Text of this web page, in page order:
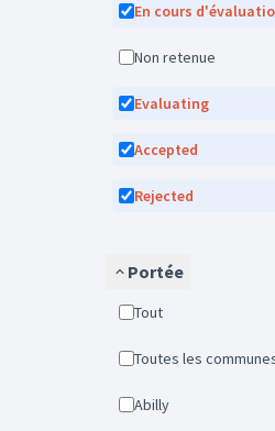
En cours
Non retenue
Evaluating
Accepted
Rejected
Portée
Tout
Toutes les
Abilly